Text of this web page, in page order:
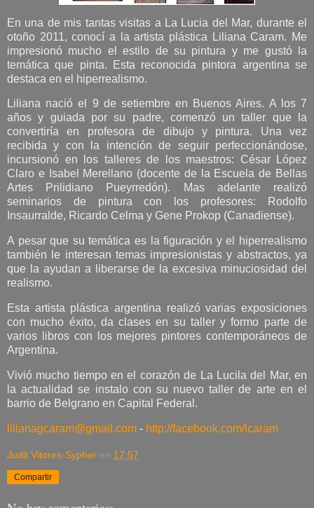
En una de mis tantas visitas a La Lucia del Mar, durante el
otoño 2011, conocí a la artista plástica Liliana Caram. Me
impresionó mucho el estilo de su pintura y me gustó la
temática que pinta. Esta reconocida pintora argentina se
destaca en el hiperrealismo.
Liliana nació el 9 de setiembre en Buenos Aires. A los 7
años y guiada por su padre, comenzó un taller que la
convertiría en profesora de dibujo y pintura.
Una vez
recibida y con la intención de seguir perfeccionándose,
incursionó en los talleres de los maestros: César López
Claro e Isabel Merellano (docente de la Escuela de Bellas
Artes Prilidiano Pueyrredón). Mas adelante realizó
seminarios de pintura con los profesores: Rodolfo
Insaurralde, Ricardo Celma y Gene Prokop (Canadiense).
A pesar que su temática es la figuración y el hiperrealismo
también le interesan temas impresionistas y abstractos, ya
que la ayudan a liberarse de la excesiva minuciosidad del
realismo.
Esta artista plástica argentina realizó varias exposiciones
con mucho éxito, da clases en su taller y formo parte de
varios libros con los mejores pintores contemporáneos de
Argentina.
Vivió mucho tiempo en el corazón de La Lucila del Mar, en
la actualidad se instalo con su nuevo taller de arte en el
barrio de Belgrano en Capital Federal.
lilianagcaram@gmail.com - http://facebook.com/lcaram
Judit Vitores-Sypher en 17:57
Compartir